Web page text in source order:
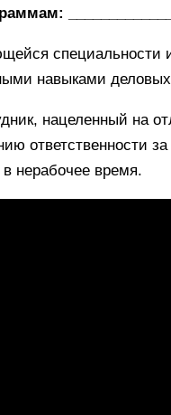
специальности и
навыками деловых
нацеленный на
ответственности
нерабочее время.